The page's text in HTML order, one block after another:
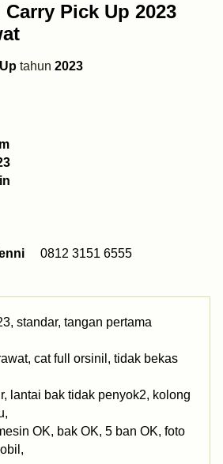
Pick Up 2023
tahun 2023
0812 3151 6555
standar, tangan pertama
cat full orsinil, tidak bekas
lantai bak tidak penyok2, kolong
OK, bak OK, 5 ban OK, foto